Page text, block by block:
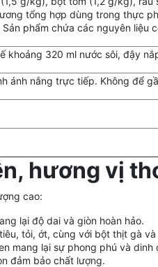
tổng hợp dùng trong thực
phẩm chứa các nguyên liệu
khoảng 320 ml nước sôi, đậy
ánh nắng trực tiếp. Không để
hương vị
cao:
lại độ dai và giòn hoàn hảo.
tỏi, ớt, cùng với bột thịt gà
mang lại sự phong phú và dinh
đảm bảo chất lượng.